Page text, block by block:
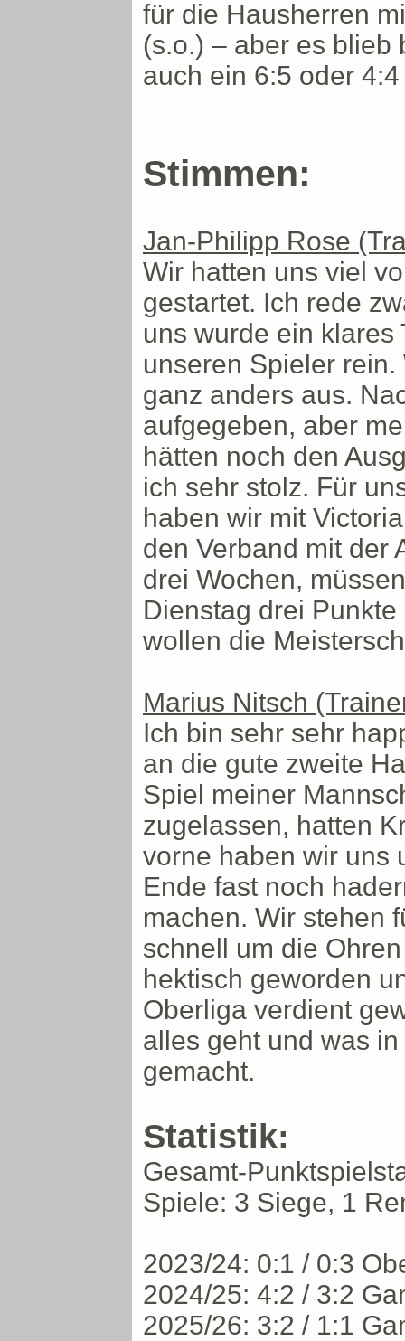
für die Hausherren
(s.o.) – aber es blieb
auch ein 6:5 oder
Stimmen:
Jan-Philipp Rose
Wir hatten uns viel
gestartet. Ich rede
uns wurde ein klares
unseren Spieler
ganz anders aus.
aufgegeben, aber
hätten noch den
ich sehr stolz. Für
haben wir mit
den Verband mit der
drei Wochen,
Dienstag drei
wollen die
Marius Nitsch
Ich bin sehr sehr
an die gute zweite
Spiel meiner
zugelassen, hatten
vorne haben wir uns
Ende fast noch
machen. Wir stehen
schnell um die
hektisch geworden
Oberliga verdient
alles geht und was
gemacht.
Statistik:
Gesamt-
Spiele: 3 Siege, 1
2023/24: 0:1 / 0:3
2024/25: 4:2 / 3:2
2025/26: 3:2 / 1:1